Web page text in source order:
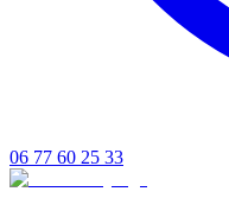
06 77 60 25 33